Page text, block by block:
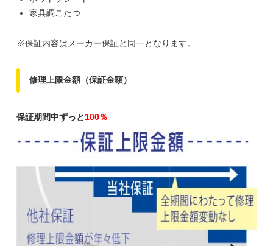
家具調こたつ
※保証内容はメーカー保証と同一となります。
修理上限金額（保証金額）
保証期間中ずっと100％